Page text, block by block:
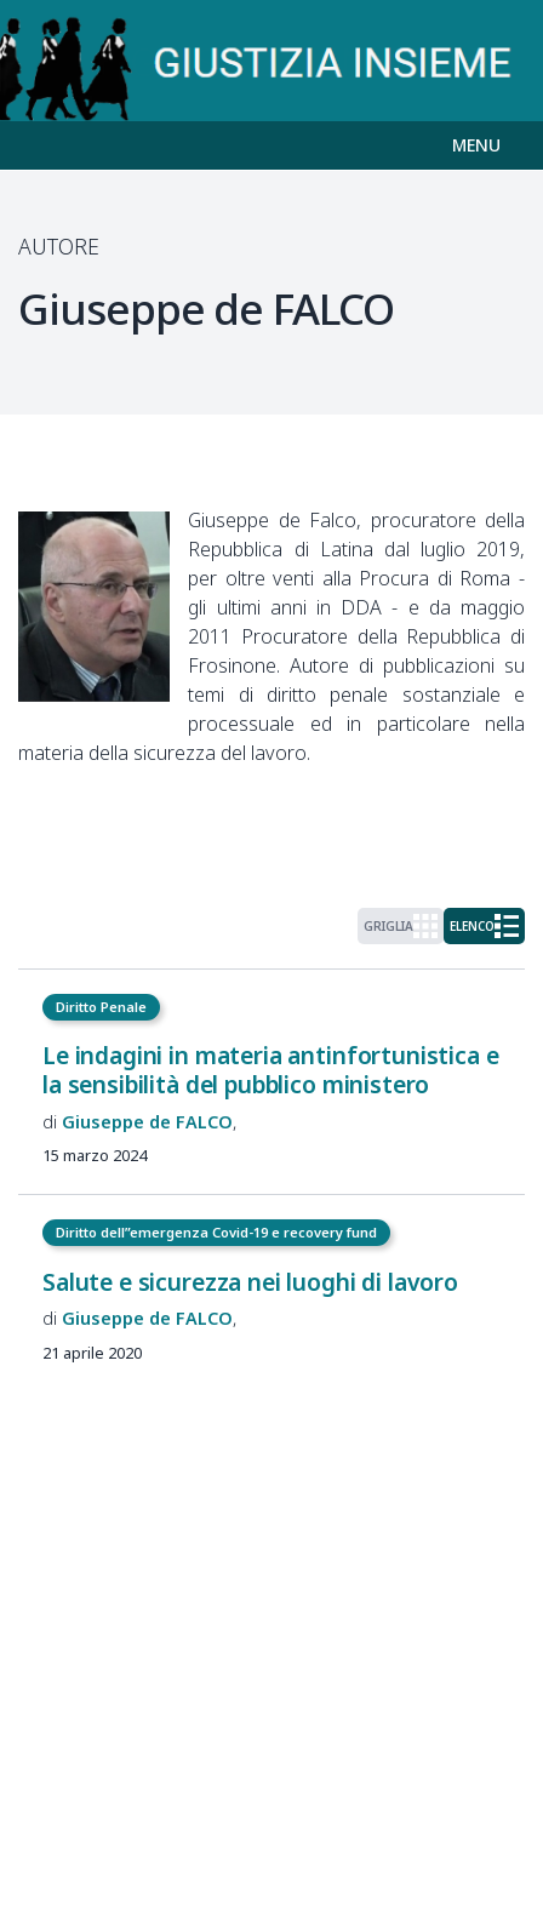
MENU
AUTORE
Giuseppe de FALCO
Giuseppe de Falco, procuratore della
Repubblica di Latina dal luglio 2019,
per oltre venti alla Procura di Roma -
gli ultimi anni in DDA - e da maggio
2011 Procuratore della Repubblica di
Frosinone. Autore di pubblicazioni su
temi di diritto penale sostanziale e
processuale ed in particolare nella
materia della sicurezza del lavoro.
GRIGLIA ELENCO
Diritto Penale
Le indagini in materia antinfortunistica e
la sensibilità del pubblico ministero
Giuseppe de FALCO
15 marzo 2024
Diritto dell”emergenza Covid-19 e recovery fund
Salute e sicurezza nei luoghi di lavoro
Giuseppe de FALCO
21 aprile 2020